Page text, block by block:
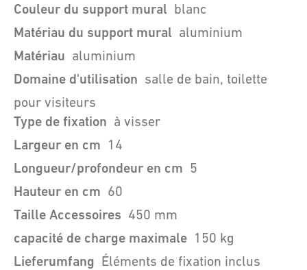
Couleur du support mural blanc
Matériau du support mural aluminium
Matériau aluminium
Domaine d'utilisation salle de bain, toilette
pour visiteurs
Type de fixation à visser
Largeur en cm 14
Longueur/profondeur en cm 5
Hauteur en cm 60
Taille Accessoires 450 mm
capacité de charge maximale 150 kg
Lieferumfang Éléments de fixation inclus